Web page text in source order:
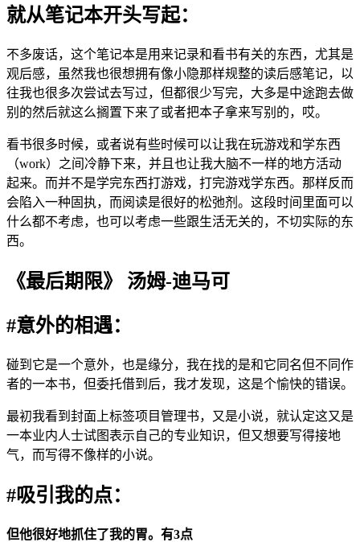
就从笔记本开头写起：
不多废话，这个笔记本是用来记录和看书有关的东西，尤其是
观后感，虽然我也很想拥有像小隐那样规整的读后感笔记，以
往我也很多次尝试去写过，但都很少写完，大多是中途跑去做
别的然后就这么搁置下来了或者把本子拿来写别的，哎。
看书很多时候，或者说有些时候可以让我在玩游戏和学东西
（work）之间冷静下来，并且也让我大脑不一样的地方活动
起来。而并不是学完东西打游戏，打完游戏学东西。那样反而
会陷入一种固执，而阅读是很好的松弛剂。这段时间里面可以
什么都不考虑，也可以考虑一些跟生活无关的，不切实际的东
西。
《最后期限》 汤姆-迪马可
#意外的相遇：
碰到它是一个意外，也是缘分，我在找的是和它同名但不同作
者的一本书，但委托借到后，我才发现，这是个愉快的错误。
最初我看到封面上标签项目管理书，又是小说，就认定这又是
一本业内人士试图表示自己的专业知识，但又想要写得接地
气，而写得不像样的小说。
#吸引我的点：
但他很好地抓住了我的胃。有3点